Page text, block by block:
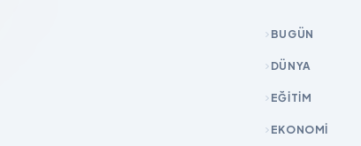
BUGÜN
DÜNYA
EĞİTİM
EKONOMİ